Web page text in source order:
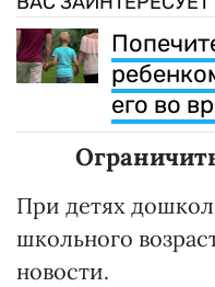
его во
При детях
школьного
новости.